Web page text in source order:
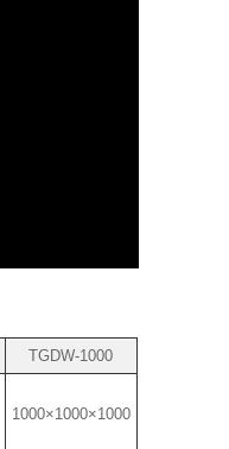
TGDW-1000
1000×1000×1000